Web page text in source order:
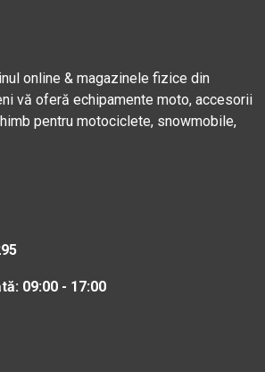
online & magazinele fizice din
vă oferă echipamente moto, accesorii
pentru motociclete, snowmobile,
09:00 - 17:00